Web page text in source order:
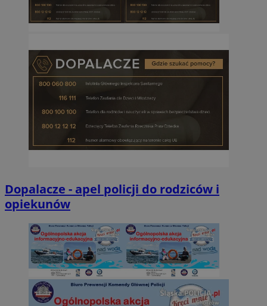
Dopalacze - apel policji do rodziców i
opiekunów